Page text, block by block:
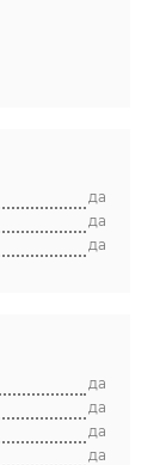
да
да
да
да
да
да
да